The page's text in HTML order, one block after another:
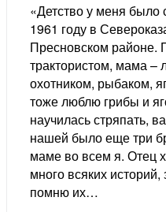
«Детство у меня было
1961 году в
Пресновском районе.
трактористом, мама –
охотником, рыбаком,
тоже люблю грибы и
научилась стряпать,
нашей было еще три
маме во всем я. Отец
много всяких историй,
помню их…